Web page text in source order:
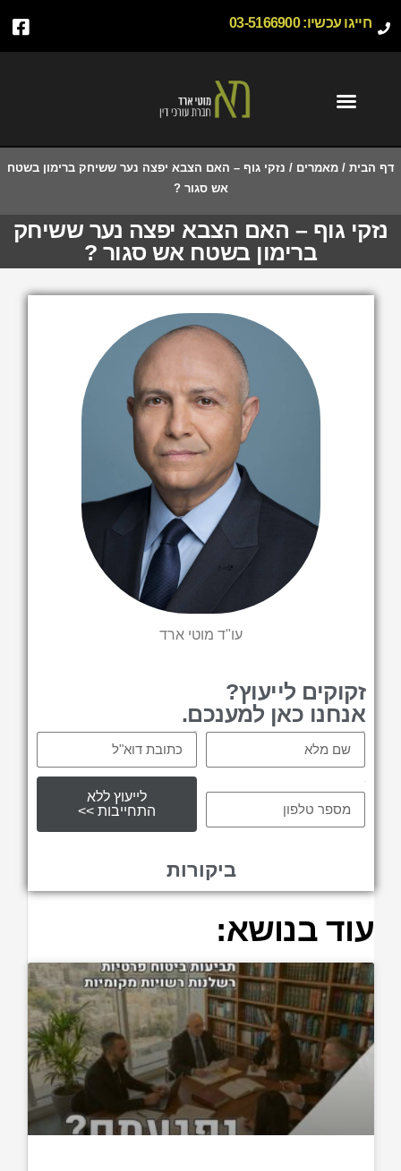
חייגו עכשיו:03-5166900
דף הבית /מאמרים / נזקי גוף – האם הצבא יפצה נער ששיחק ברימון בשטח
אש סגור ?
נזקי גוף – האם הצבא יפצה נער ששיחק
ברימון בשטח אש סגור ?
עו"ד מוטי ארד
זקוקים לייעוץ?
אנחנו כאן למענכם.
לייעוץ ללא
התחייבות >>
ביקורות
עוד בנושא: